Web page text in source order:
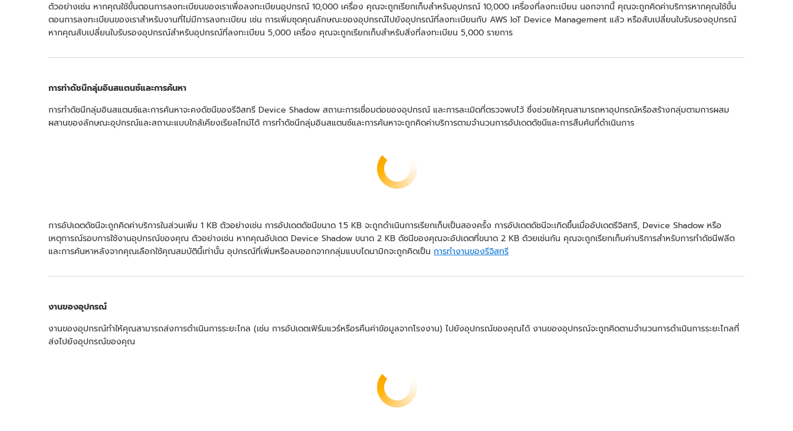
ตัวอย่างเช่น หากคุณใช้ขั้นตอนการลงทะเบียนของเราเพื่อลงทะเบียนอุปกรณ์ 10,000 เครื่อง คุณจะถูกเรียกเก็บสำหรับอุปกรณ์ 10,000 เครื่องที่ลงทะเบียน นอกจากนี้ คุณจะถูกคิดค่าบริการหากคุณใช้ขั้น
ตอนการลงทะเบียนของเราสำหรับงานที่ไม่มีการลงทะเบียน เช่น การเพิ่มชุดคุณลักษณะของอุปกรณ์ไปยังอุปกรณ์ที่ลงทะเบียนกับ AWS IoT Device Management แล้ว หรือสับเปลี่ยนใบรับรองอุปกรณ์
หากคุณสับเปลี่ยนใบรับรองอุปกรณ์สำหรับอุปกรณ์ที่ลงทะเบียน 5,000 เครื่อง คุณจะถูกเรียกเก็บสำหรับสิ่งที่ลงทะเบียน 5,000 รายการ
การทำดัชนีกลุ่มอินสแตนซ์และการค้นหา
การทำดัชนีกลุ่มอินสแตนซ์และการค้นหาจะคงดัชนีของรีจิสทรี Device Shadow สถานะการเชื่อมต่อของอุปกรณ์ และการละเมิดที่ตรวจพบไว้ ซึ่งช่วยให้คุณสามารถหาอุปกรณ์หรือสร้างกลุ่มตามการผสม
ผสานของลักษณะอุปกรณ์และสถานะแบบใกล้เคียงเรียลไทม์ได้ การทำดัชนีกลุ่มอินสแตนซ์และการค้นหาจะถูกคิดค่าบริการตามจำนวนการอัปเดตดัชนีและการสืบค้นที่ดำเนินการ
การอัปเดตดัชนีจะถูกคิดค่าบริการในส่วนเพิ่ม 1 KB ตัวอย่างเช่น การอัปเดตดัชนีขนาด 1.5 KB จะถูกดำเนินการเรียกเก็บเป็นสองครั้ง การอัปเดตดัชนีจะเกิดขึ้นเมื่ออัปเดตรีจิสทรี, Device Shadow หรือ
เหตุการณ์รอบการใช้งานอุปกรณ์ของคุณ ตัวอย่างเช่น หากคุณอัปเดต Device Shadow ขนาด 2 KB ดัชนีของคุณจะอัปเดตที่ขนาด 2 KB ด้วยเช่นกัน คุณจะถูกเรียกเก็บค่าบริการสำหรับการทำดัชนีฟลีต
และการค้นหาหลังจากคุณเลือกใช้คุณสมบัตินี้เท่านั้น อุปกรณ์ที่เพิ่มหรือลบออกจากกลุ่มแบบไดนามิกจะถูกคิดเป็น การทำงานของรีจิสทรี
งานของอุปกรณ์
งานของอุปกรณ์ทำให้คุณสามารถส่งการดำเนินการระยะไกล (เช่น การอัปเดตเฟิร์มแวร์หรือรคืนค่าข้อมูลจากโรงงาน) ไปยังอุปกรณ์ของคุณได้ งานของอุปกรณ์จะถูกคิดตามจำนวนการดำเนินการระยะไกลที่
ส่งไปยังอุปกรณ์ของคุณ